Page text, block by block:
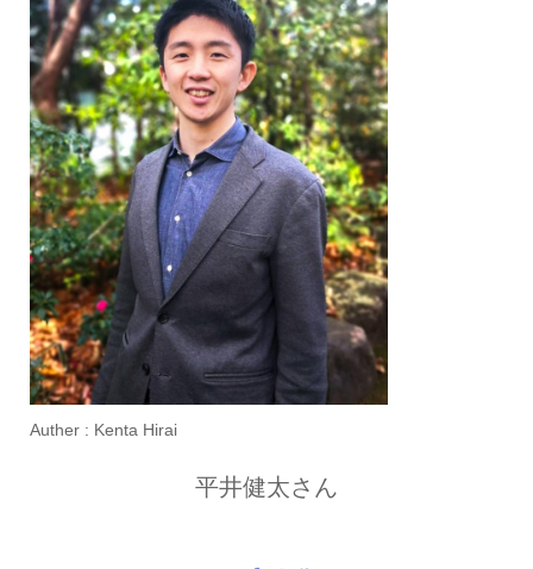
Auther : Kenta Hirai
平井健太さん